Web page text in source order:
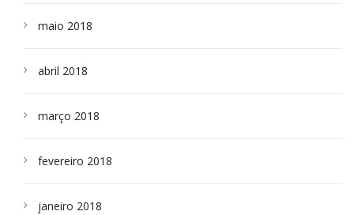
maio 2018
abril 2018
março 2018
fevereiro 2018
janeiro 2018